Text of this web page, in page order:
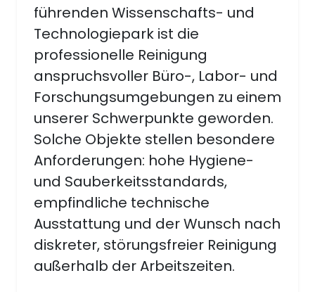
führenden Wissenschafts- und
Technologiepark ist die
professionelle Reinigung
anspruchsvoller Büro-, Labor- und
Forschungsumgebungen zu einem
unserer Schwerpunkte geworden.
Solche Objekte stellen besondere
Anforderungen: hohe Hygiene-
und Sauberkeitsstandards,
empfindliche technische
Ausstattung und der Wunsch nach
diskreter, störungsfreier Reinigung
außerhalb der Arbeitszeiten.